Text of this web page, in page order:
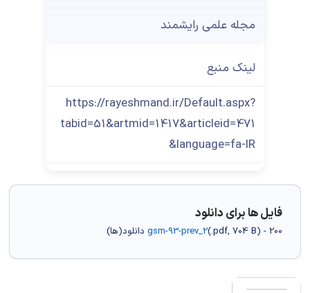
مجله علمی رایشمند
لینک منبع
https://rayeshmand.ir/Default.aspx?
tabid=51&artmid=1417&articleid=471
&language=fa-IR
فایل ها برای دانلود
gsm-93-prev_2(.pdf, 704 B) - 200 دانلود(ها)